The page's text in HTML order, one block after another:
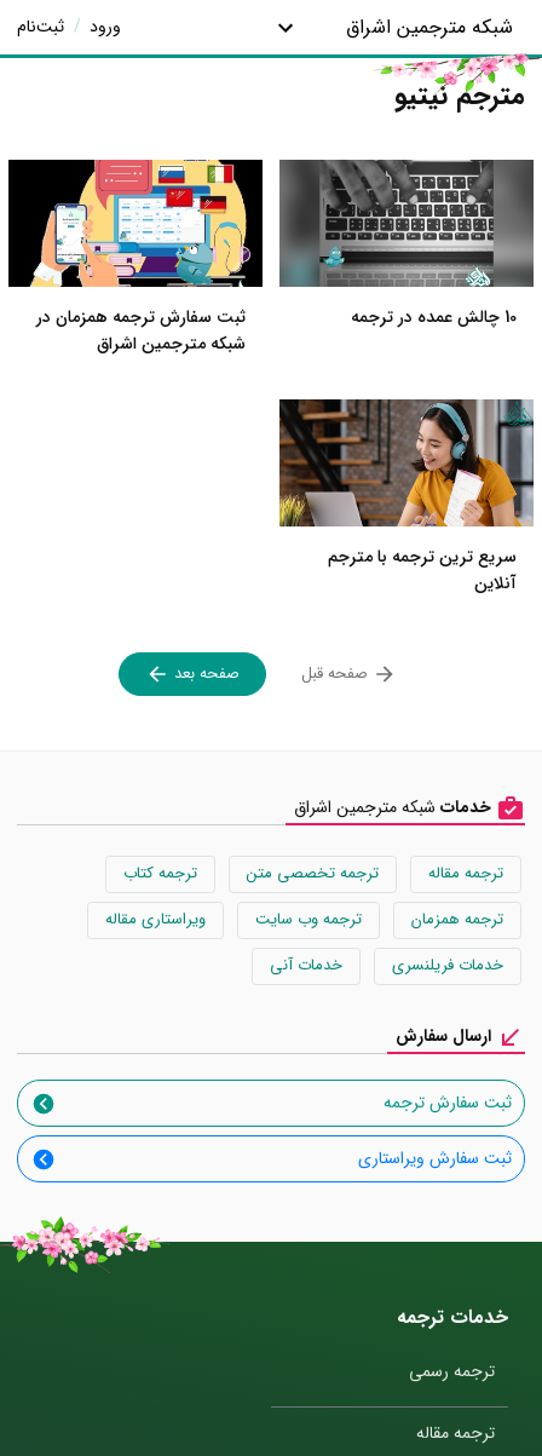
شبکه مترجمین اشراق ورود / ثبت‌نام
مترجم نیتیو
10 چالش عمده در ترجمه
ثبت سفارش ترجمه همزمان در
شبکه مترجمین اشراق
سریع ترین ترجمه با مترجم
آنلاین
صفحه قبل صفحه بعد
خدمات شبکه مترجمین اشراق
ترجمه مقاله ترجمه تخصصی متن
ترجمه کتاب
ترجمه همزمان
ترجمه وب سایت
ویراستاری مقاله
خدمات فریلنسری
خدمات آنی
ارسال سفارش
ثبت سفارش ترجمه
ثبت سفارش ویراستاری
خدمات ترجمه
ترجمه رسمی
ترجمه مقاله